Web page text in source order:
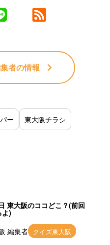
者の情報
ー 東大阪チラシ
東大阪のココどこ？(前回
)
編集者 クイズ東大阪